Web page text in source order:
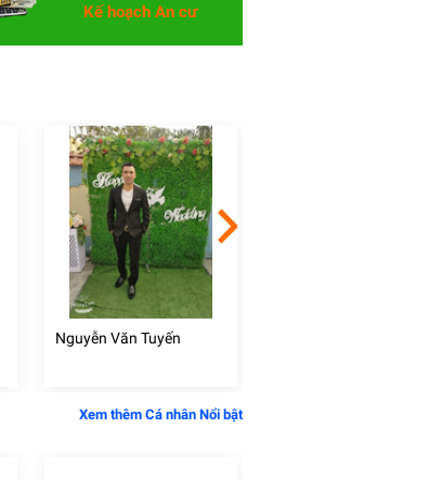
Kế hoạch An cư
Nguyễn Văn Tuyến
Xem thêm Cá nhân Nổi bật